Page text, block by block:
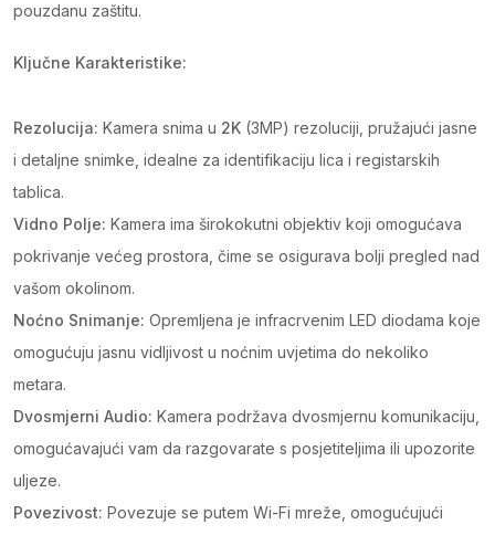
pouzdanu zaštitu.
Ključne Karakteristike:
Rezolucija: Kamera snima u 2K (3MP) rezoluciji, pružajući jasne
i detaljne snimke, idealne za identifikaciju lica i registarskih
tablica.
Vidno Polje: Kamera ima širokokutni objektiv koji omogućava
pokrivanje većeg prostora, čime se osigurava bolji pregled nad
vašom okolinom.
Noćno Snimanje: Opremljena je infracrvenim LED diodama koje
omogućuju jasnu vidljivost u noćnim uvjetima do nekoliko
metara.
Dvosmjerni Audio: Kamera podržava dvosmjernu komunikaciju,
omogućavajući vam da razgovarate s posjetiteljima ili upozorite
uljeze.
Povezivost: Povezuje se putem Wi-Fi mreže, omogućujući